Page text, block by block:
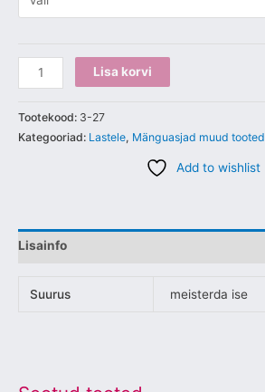
Lisa korvi
Tootekood: 3-27
Kategooriad: Lastele, Mänguasjad muud tooted
Add to wishlist
Lisainfo
Suurus meisterda ise